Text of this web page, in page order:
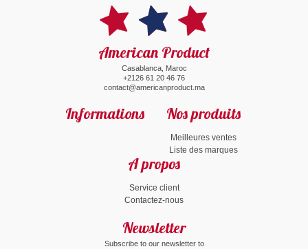
American Product
Casablanca, Maroc
+2126 61 20 46 76
contact@americanproduct.ma
Informations Nos produits
Meilleures ventes
Liste des marques
A propos
Service client
Contactez-nous
Newsletter
Subscribe to our newsletter to